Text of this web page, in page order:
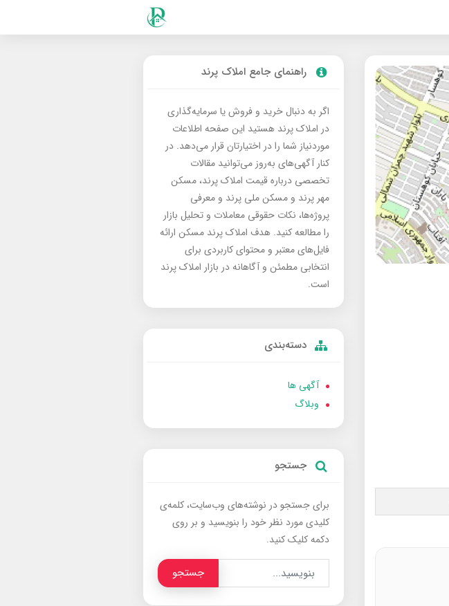
راهنمای جامع املاک پرند
اگر به دنبال خرید و فروش یا سرمایه‌گذاری
در املاک پرند هستید این صفحه اطلاعات
موردنیاز شما را در اختیارتان قرار می‌دهد. در
کنار آگهی‌های به‌روز می‌توانید مقالات
تخصصی درباره قیمت املاک پرند، مسکن
مهر پرند و مسکن ملی پرند و معرفی
پروژه‌ها، نکات حقوقی معاملات و تحلیل بازار
را مطالعه کنید. هدف املاک پرند مسکن ارائه
فایل‌های معتبر و محتوای کاربردی برای
انتخابی مطمئن و آگاهانه در بازار املاک پرند
است.
دسته‌بندی
آگهی ها
وبلاگ
جستجو
برای جستجو در نوشته‌های وب‌سایت، کلمه‌ی
کلیدی مورد نظر خود را بنویسید و بر روی
دکمه کلیک کنید.
جستجو